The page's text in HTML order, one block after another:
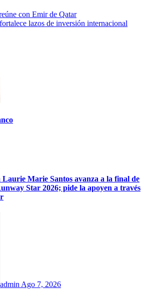
con Emir de Qatar
lazos de inversión internacional
Marie Santos avanza a la final de
Star 2026; pide la apoyen a través
admin Ago 7, 2026